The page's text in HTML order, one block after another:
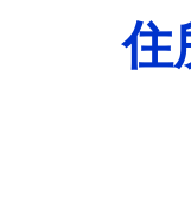
住